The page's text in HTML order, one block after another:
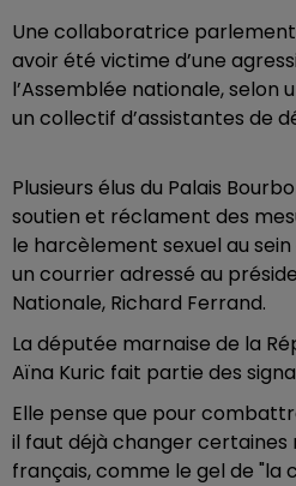
Une collaboratrice
avoir été victime d’une
l’Assemblée nationale, selon
un collectif d’assistantes de
Plusieurs élus du Palais
soutien et réclament des
le harcèlement sexuel au
un courrier adressé au
Nationale, Richard Ferrand.
La députée marnaise de la
Aïna Kuric fait partie des
Elle pense que pour
il faut déjà changer
français, comme le gel de "la